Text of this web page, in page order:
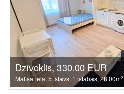
Dzīvoklis, 330.00 EUR
Matīsa iela, 5. stāvs, 1 istabas, 28.00m2